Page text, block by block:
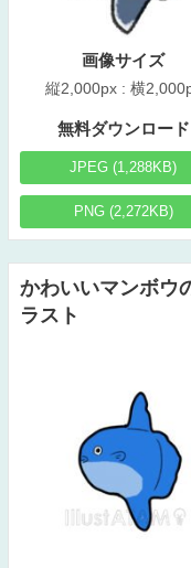
画像サイズ
縦2,000px : 横
無料ダウンロード
JPEG (1,288KB)
PNG (2,272KB)
かわいいマンボウ
ラスト